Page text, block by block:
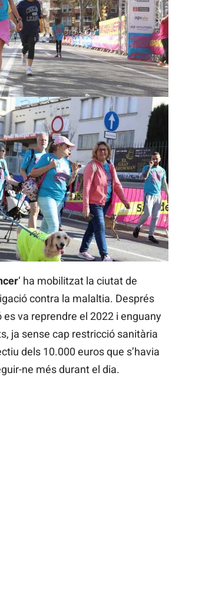
‘ ha mobilitzat la ciutat de
contra la malaltia. Després
va reprendre el 2022 i enguany
ja sense cap restricció sanitària
dels 10.000 euros que s’havia
ne més durant el dia.